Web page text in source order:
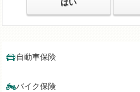
はい
自動車保険
バイク保険